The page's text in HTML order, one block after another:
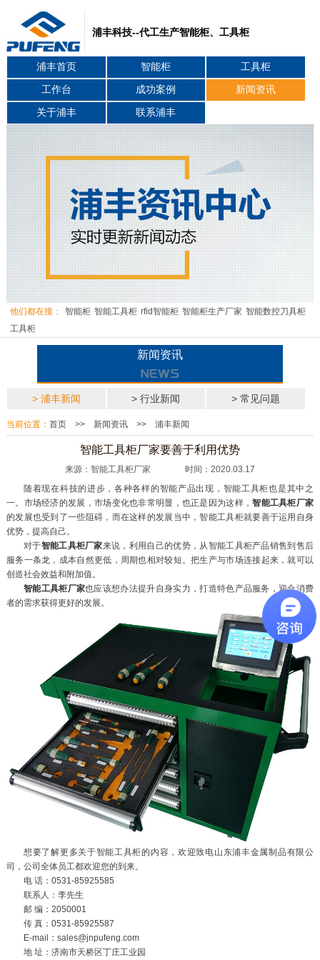
浦丰科技--代工生产智能柜、工具柜
浦丰首页 智能柜 工具柜
工作台 成功案例 新闻资讯
关于浦丰 联系浦丰
他们都在搜： 智能柜 智能工具柜 rfid智能柜 智能柜生产厂家 智能数控刀具柜
工具柜
新闻资讯
> 浦丰新闻 > 行业新闻 > 常见问题
当前位置： 首页>> 新闻资讯>> 浦丰新闻
智能工具柜厂家要善于利用优势
来源：智能工具柜厂家 时间：2020.03.17
随着现在科技的进步，各种各样的智能产品出现，智能工具柜也是其中之
一。市场经济的发展，市场变化也非常明显，也正是因为这样，智能工具柜厂家
的发展也受到了一些阻碍，而在这样的发展当中，智能工具柜就要善于运用自身
优势，提高自己。
对于智能工具柜厂家来说，利用自己的优势，从智能工具柜产品销售到售后
服务一条龙，成本自然更低，周期也相对较短。把生产与市场连接起来，就可以
创造社会效益和附加值。
智能工具柜厂家也应该想办法提升自身实力，打造特色产品服务，迎合消费
者的需求获得更好的发展。
想要了解更多关于智能工具柜的内容，欢迎致电山东浦丰金属制品有限公
司，公司全体员工都欢迎您的到来。
电 话：0531-85925585
联系人：李先生
邮 编：2050001
传 真：0531-85925587
E-mail：sales@jnpufeng.com
地 址：济南市天桥区丁庄工业园